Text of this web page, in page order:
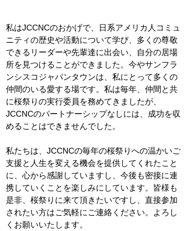
私はJCCNCのおかげで、日系アメリカ人コミュ
ニティの歴史や活動について学び、多くの尊敬
できるリーダーや先輩達に出会い、自分の居場
所を見つけることができました。今やサンフラ
ンシスコジャパンタウンは、私にとって多くの
仲間のいる愛する場です。私は毎年、仲間と共
に桜祭りの実行委員を務めてきましたが、
JCCNCのパートナーシップなしには、成功を収
めることはできませんでした。
私たちは、JCCNCの毎年の桜祭りへの温かいご
支援と人生を変える機会を提供してくれたこと
に、心から感謝していますし、今後も密接に連
携していくことを楽しみにしています。皆様も
是非、桜祭りに来て頂きたいですし、直接参加
されたい方はご気軽にご連絡ください。よろし
くお願いいたします。